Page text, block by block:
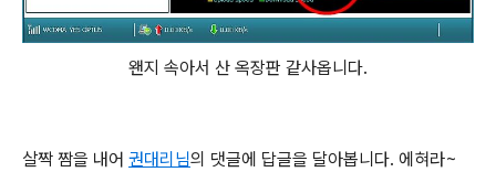
왠지 속아서 산 옥장판 같사옵니다.
살짝 짬을 내어 권대리님의 댓글에 답글을 달아봅니다. 에혀라~